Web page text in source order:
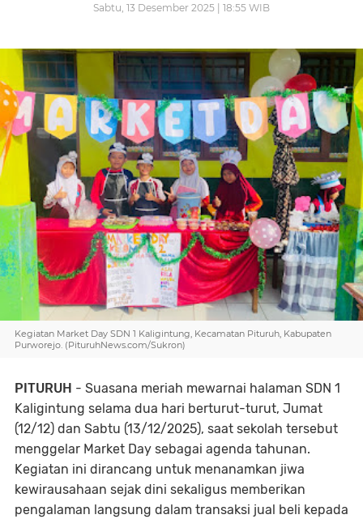
Sabtu, 13 Desember 2025 | 18:55 WIB
Kegiatan Market Day SDN 1 Kaligintung, Kecamatan Pituruh, Kabupaten
Purworejo. (PituruhNews.com/Sukron)
PITURUH - Suasana meriah mewarnai halaman SDN 1
Kaligintung selama dua hari berturut-turut, Jumat
(12/12) dan Sabtu (13/12/2025), saat sekolah tersebut
menggelar Market Day sebagai agenda tahunan.
Kegiatan ini dirancang untuk menanamkan jiwa
kewirausahaan sejak dini sekaligus memberikan
pengalaman langsung dalam transaksi jual beli kepada